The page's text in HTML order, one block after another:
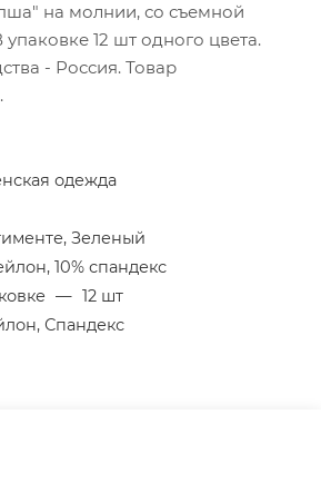
на молнии, со съемной
12 шт одного цвета.
- Россия. Товар
одежда
Зеленый
10% спандекс
— 12 шт
Спандекс